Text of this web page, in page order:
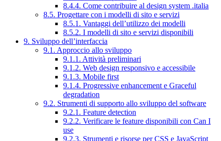
8.4.4. Come contribuire al design system .italia
8.5. Progettare con i modelli di sito e servizi
8.5.1. Vantaggi dell’utilizzo dei modelli
8.5.2. I modelli di sito e servizi disponibili
9. Sviluppo dell’interfaccia
9.1. Approccio allo sviluppo
9.1.1. Attività preliminari
9.1.2. Web design responsivo e accessibile
9.1.3. Mobile first
9.1.4. Progressive enhancement e Graceful
degradation
9.2. Strumenti di supporto allo sviluppo del software
9.2.1. Feature detection
9.2.2. Verificare le feature disponibili con Can I
use
9.2.3. Strumenti e risorse per CSS e JavaScript